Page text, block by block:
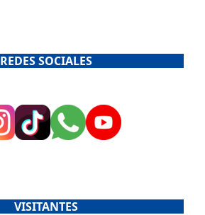
REDES SOCIALES
VISITANTES